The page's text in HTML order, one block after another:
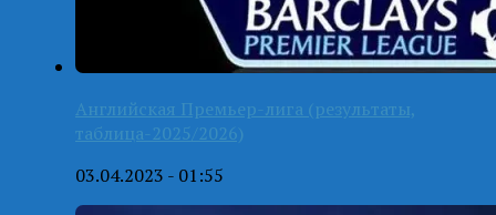
Английская Премьер-лига (результаты,
таблица-2025/2026)
03.04.2023 - 01:55